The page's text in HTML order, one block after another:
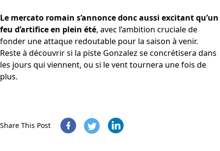
Le mercato romain s’annonce donc aussi excitant qu’un
feu d’artifice en plein été, avec l’ambition cruciale de
fonder une attaque redoutable pour la saison à venir.
Reste à découvrir si la piste Gonzalez se concrétisera dans
les jours qui viennent, ou si le vent tournera une fois de
plus.
Share This Post